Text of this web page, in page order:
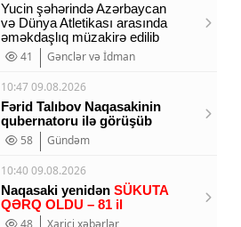
Yucin şəhərində Azərbaycan
və Dünya Atletikası arasında
əməkdaşlıq müzakirə edilib
41
Gənclər və İdman
10:47 09.08.2026
Fərid Talıbov Naqasakinin
qubernatoru ilə görüşüb
58
Gündəm
10:40 09.08.2026
Naqasaki yenidən SÜKUTA
QƏRQ OLDU – 81 il
48
Xarici xəbərlər